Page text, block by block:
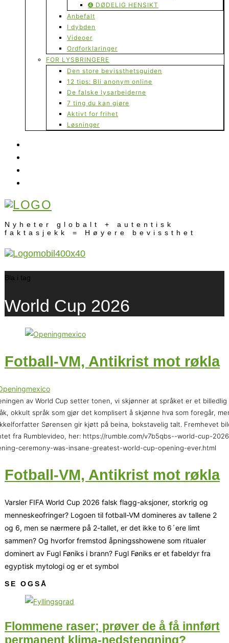
➍ DØDELIG HENSIKT
Anbefalt
I dybden
Videoer
Ordforklaringer
FOR LYSBRINGERE
Den store bevissthetsguiden
12 tips: Bli anonym online
De falske lysarbeiderne
7 ting du kan gjøre
Aktivt for frihet
Løsninger
Nyheter globalt + autentisk
faktasjekk = Høyere bevissthet
Bla i tag
World Cup 2026
Fotball-VM, Antikrist mot røkla
av World Cup setter tonen, vi skjønner at språket er et billedlig
okkult språk som gjør det komplisert å skjønne hva som foregår,
Sørensen gir kjøtt på beina, bokstavelig talt. Fremhevet
fra Rumblevideo, her: https://rumble.com/v7b5qbs--world-cup-
ceremony-was-insane-greatest-world-cup-opening-ever.html
Fotball-VM, Antikrist mot røkla
Varsler FIFA World Cup 2026 falsk flagg-aksjoner, storkrig og
menneskeofringer? Logoen til fotball-VM domineres av tallene 2
og 6, men se nærmere på 2-tallet, er det ikke to 6´ere limt
sammen? Og hvorfor fremstod åpningsshowene som ritualer
dominert av Fugl Føniks i brann? Fugl Føniks er et fabeldyr fra
egyptisk mytologi og er et symbol
SE OGSÅ
Flommene raser; prøver de å få innført
permanent klima-nedstengning?